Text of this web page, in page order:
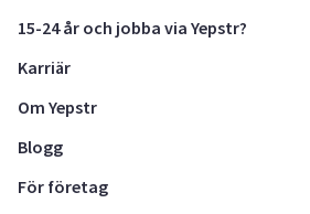
15-24 år och jobba via Yepstr?
Karriär
Om Yepstr
Blogg
För företag